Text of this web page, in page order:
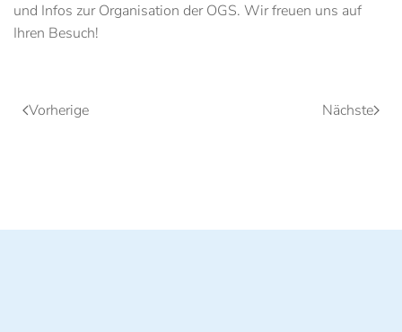
und Infos zur Organisation der OGS. Wir freuen uns auf
Ihren Besuch!
Vorherige Nächste